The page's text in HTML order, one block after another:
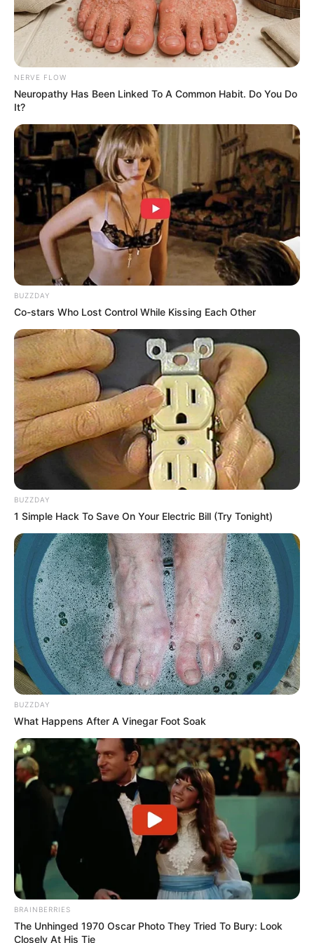
Serem! 9 Chat Ojek Online &
Pelanggan Ini Bikin Auto
Merinding
Bikin Ngakak, 10 Potret
Cosplay Murah Pakai Bahan
Seadanya
NERVE FLOW
Neuropathy Has Been Linked To A Common Habit. Do You Do
It?
BUZZDAY
Co-stars Who Lost Control While Kissing Each Other
BUZZDAY
1 Simple Hack To Save On Your Electric Bill (Try Tonight)
BUZZDAY
What Happens After A Vinegar Foot Soak
BRAINBERRIES
The Unhinged 1970 Oscar Photo They Tried To Bury: Look
Closely At His Tie